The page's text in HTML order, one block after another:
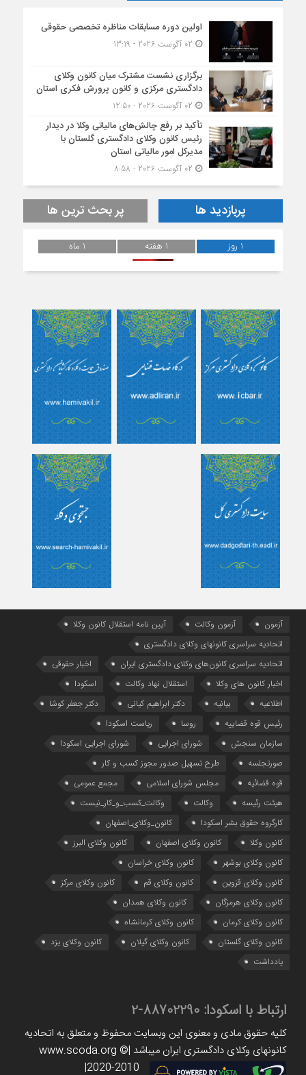
اولین دوره مسابقات مناظره تخصصی حقوقی
برگزاری نشست مشترک میان کانون وکلای
دادگستری مرکزی و کانون پرورش فکری استان
تأکید بر رفع چالش‌های مالیاتی وکلا در دیدار
رئیس کانون وکلای دادگستری گلستان با
مدیرکل امور مالیاتی استان
پربازدید ها پر بحث ترین ها
1 روز 1 هفته 1 ماه
آزمون آزمون وکالت
آیین ‌نامه استقلال کانون وکلا
اتحادیه سراسری کانونهای وکلای دادگستری
اتحادیه سراسری کانون‌های وکلای دادگستری ایران
اخبار حقوقی
اخبار کانون های وکلا
استقلال نهاد وکالت
اسکودا
اطلاعیه
بیانیه دکتر ابراهیم کیانی
دکتر جعفر کوشا
رئیس قوه قضاییه
روسا
ریاست اسکودا
سازمان سنجش
شورای اجرایی
شورای اجرایی اسکودا
صورتجلسه
طرح تسهیل صدور مجوز کسب و کار
قوه قضائیه
مجلس شورای اسلامی
مجمع عمومی
هیئت رئیسه
وکالت
وکالت_کسب_و_کار_نیست
کارگروه حقوق بشر اسکودا
کانون_وکلای_اصفهان
کانون وکلا
کانون وکلای اصفهان
کانون وکلای البرز
کانون وکلای بوشهر
کانون وکلای خراسان
کانون وکلای قزوین
کانون وکلای قم
کانون وکلای مرکز
کانون وکلای هرمزگان
کانون وکلای همدان
کانون وکلای کرمان
کانون وکلای کرمانشاه
کانون وکلای گلستان
کانون وکلای گیلان
کانون وکلای یزد
یادداشت
ارتباط با اسکودا: 88702290-2
کلیه حقوق مادی و معنوی این وبسایت محفوظ و متعلق به اتحادیه
کانونهای وکلای دادگستری ایران میباشد |www.scoda.org ©
2020-2010|